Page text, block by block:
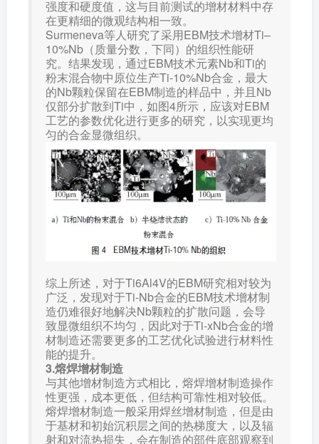
强度和硬度值，这与目前测试的增材材料中存
在更精细的微观结构相一致。
Surmeneva等人研究了采用EBM技术增材Ti–
10%Nb（质量分数，下同）的组织性能研
究。结果发现，通过EBM技术元素Nb和Ti的
粉末混合物中原位生产Ti-10%Nb合金，最大
的Nb颗粒保留在EBM制造的样品中，并且Nb
仅部分扩散到Ti中，如图4所示，应该对EBM
工艺的参数优化进行更多的研究，以实现更均
匀的合金显微组织。
综上所述，对于Ti6Al4V的EBM研究相对较为
广泛，发现对于Ti-Nb合金的EBM技术增材制
造仍难很好地解决Nb颗粒的扩散问题，会导
致显微组织不均匀，因此对于Ti-xNb合金的增
材制造还需要更多的工艺优化试验进行材料性
能的提升。
3.熔焊增材制造
与其他增材制造方式相比，熔焊增材制造操作
性更强，成本更低，但结构可靠性相对较低。
熔焊增材制造一般采用焊丝增材制造，但是由
于基材和初始沉积层之间的热梯度大，以及辐
射和对流热损失，会在制造的部件底部观察到